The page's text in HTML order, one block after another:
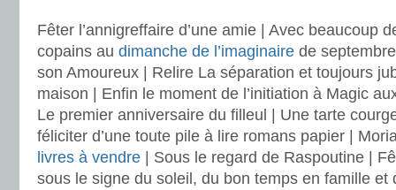
Fêter l’annigreffaire d’une amie | Avec beaucoup
copains au dimanche de l’imaginaire de
son Amoureux | Relire La séparation et toujours
maison | Enfin le moment de l’initiation à Magic
Le premier anniversaire du filleul | Une tarte
féliciter d’une toute pile à lire romans papier |
livres à vendre | Sous le regard de Raspoutine |
sous le signe du soleil, du bon temps en famille et